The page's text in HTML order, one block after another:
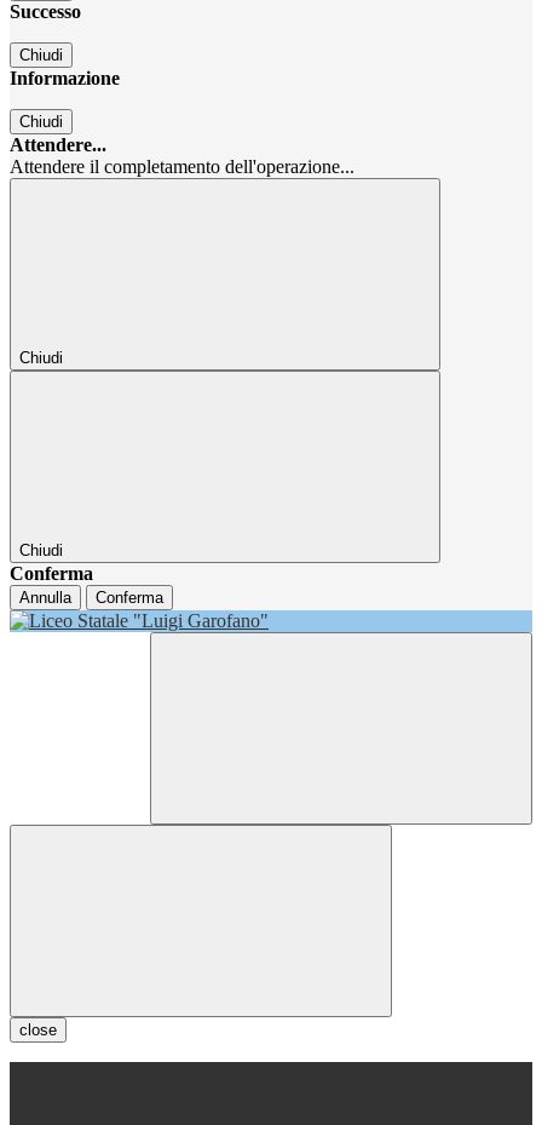
Successo
Chiudi
Informazione
Chiudi
Attendere...
Attendere il completamento dell'operazione...
Chiudi
Chiudi
Conferma
Annulla Conferma
close